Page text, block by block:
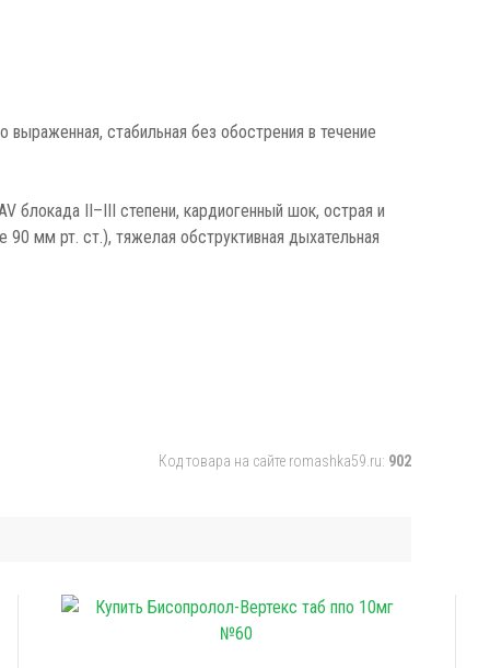
выраженная, стабильная без обострения в течение
блокада II–III степени, кардиогенный шок, острая и
мм рт. ст.), тяжелая обструктивная дыхательная
Код товара на сайте romashka59.ru: 902